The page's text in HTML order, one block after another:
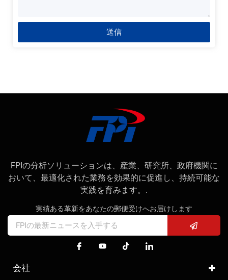
送信
FPIの分析ソリューションは、産業、研究所、政府機関に
おいて、最適化された業務を効果的に促進し、持続可能な
実践を育みます。.
実績ある革新をあなたの郵便受けへお届けします
会社